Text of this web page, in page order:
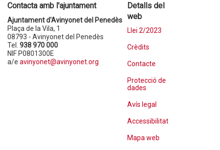
Contacta amb l'ajuntament
Ajuntament d'Avinyonet del Penedès
Plaça de la Vila, 1
08793 - Avinyonet del Penedès
Tel. 938 970 000
NIF P0801300E
a/e avinyonet@avinyonet.org
Detalls del
web
Llei 2/2023
Crèdits
Contacte
Protecció de
dades
Avís legal
Accessibilitat
Mapa web